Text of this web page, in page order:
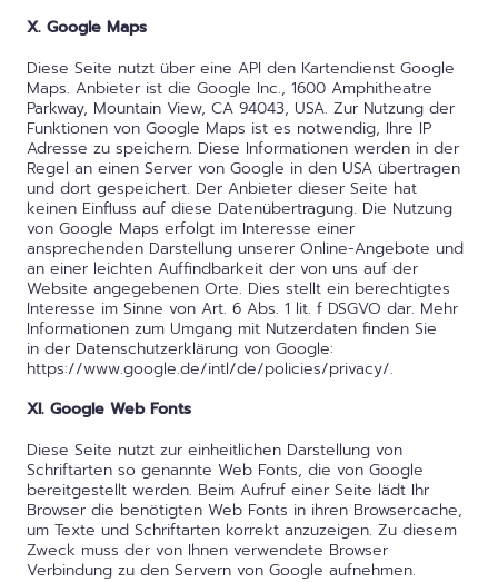
X. Google Maps
Diese Seite nutzt über eine API den Kartendienst Google
Maps. Anbieter ist die Google Inc., 1600 Amphitheatre
Parkway, Mountain View, CA 94043, USA. Zur Nutzung der
Funktionen von Google Maps ist es notwendig, Ihre IP
Adresse zu speichern. Diese Informationen werden in der
Regel an einen Server von Google in den USA übertragen
und dort gespeichert. Der Anbieter dieser Seite hat
keinen Einfluss auf diese Datenübertragung. Die Nutzung
von Google Maps erfolgt im Interesse einer
ansprechenden Darstellung unserer Online-Angebote und
an einer leichten Auffindbarkeit der von uns auf der
Website angegebenen Orte. Dies stellt ein berechtigtes
Interesse im Sinne von Art. 6 Abs. 1 lit. f DSGVO dar. Mehr
Informationen zum Umgang mit Nutzerdaten finden Sie
in der Datenschutzerklärung von Google:
https://www.google.de/intl/de/policies/privacy/.
XI. Google Web Fonts
Diese Seite nutzt zur einheitlichen Darstellung von
Schriftarten so genannte Web Fonts, die von Google
bereitgestellt werden. Beim Aufruf einer Seite lädt Ihr
Browser die benötigten Web Fonts in ihren Browsercache,
um Texte und Schriftarten korrekt anzuzeigen. Zu diesem
Zweck muss der von Ihnen verwendete Browser
Verbindung zu den Servern von Google aufnehmen.